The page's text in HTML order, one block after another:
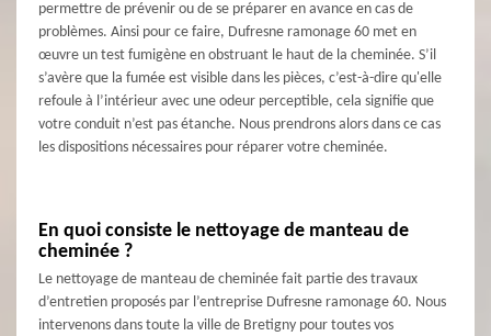
permettre de prévenir ou de se préparer en avance en cas de
problèmes. Ainsi pour ce faire, Dufresne ramonage 60 met en
œuvre un test fumigène en obstruant le haut de la cheminée. S’il
s’avère que la fumée est visible dans les pièces, c’est-à-dire qu'elle
refoule à l’intérieur avec une odeur perceptible, cela signifie que
votre conduit n’est pas étanche. Nous prendrons alors dans ce cas
les dispositions nécessaires pour réparer votre cheminée.
En quoi consiste le nettoyage de manteau de
cheminée ?
Le nettoyage de manteau de cheminée fait partie des travaux
d’entretien proposés par l’entreprise Dufresne ramonage 60. Nous
intervenons dans toute la ville de Bretigny pour toutes vos